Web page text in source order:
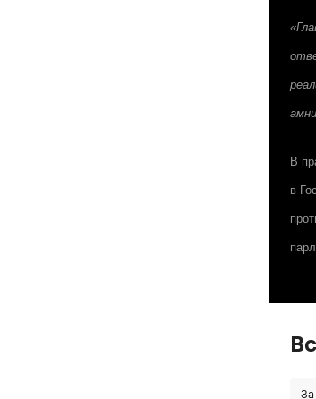
В
в